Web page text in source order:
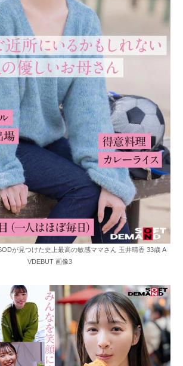
が見つけた史上最高の敏感ママさん 玉井晴香 33歳 A
VDEBUT 画像3